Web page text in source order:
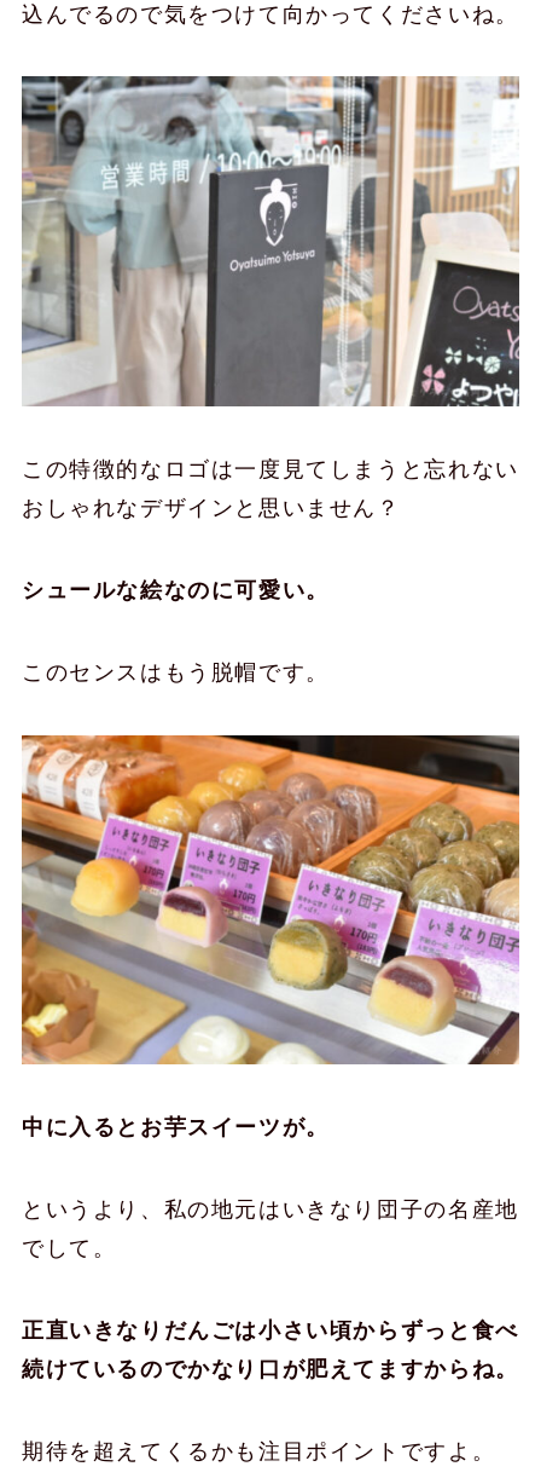
込んでるので気をつけて向かってくださいね。
この特徴的なロゴは一度見てしまうと忘れない
おしゃれなデザインと思いません？
シュールな絵なのに可愛い。
このセンスはもう脱帽です。
中に入るとお芋スイーツが。
というより、私の地元はいきなり団子の名産地
でして。
正直いきなりだんごは小さい頃からずっと食べ
続けているのでかなり口が肥えてますからね。
期待を超えてくるかも注目ポイントですよ。